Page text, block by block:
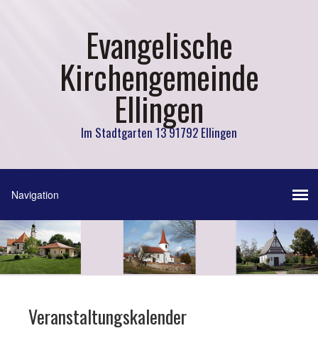
Evangelische
Kirchengemeinde
Ellingen
Im Stadtgarten 13 91792 Ellingen
Veranstaltungskalender